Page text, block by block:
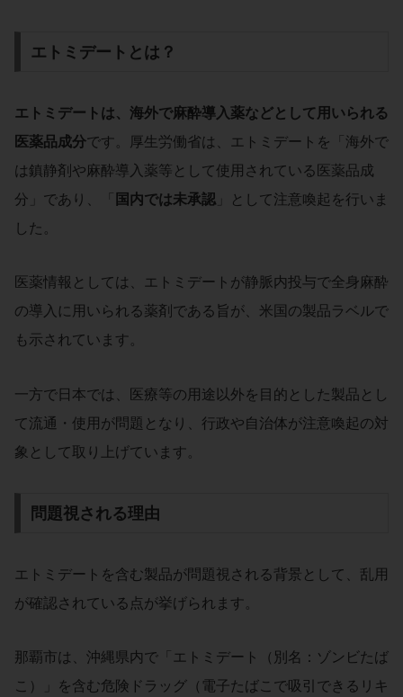
エトミデートとは？
エトミデートは、海外で麻酔導入薬などとして用いられる
医薬品成分です。厚生労働省は、エトミデートを「海外で
は鎮静剤や麻酔導入薬等として使用されている医薬品成
分」であり、「
国内では未承認 」として注意喚起を行いま
した。
医薬情報としては、エトミデートが静脈内投与で全身麻酔
の導入に用いられる薬剤である旨が、米国の製品ラベルで
も示されています。
一方で日本では、医療等の用途以外を目的とした製品とし
て流通・使用が問題となり、行政や自治体が注意喚起の対
象として取り上げています。
問題視される理由
エトミデートを含む製品が問題視される背景として、乱用
が確認されている点が挙げられます。
那覇市は、沖縄県内で「エトミデート（別名：ゾンビたば
こ）」を含む危険ドラッグ（電子たばこで吸引できるリキ